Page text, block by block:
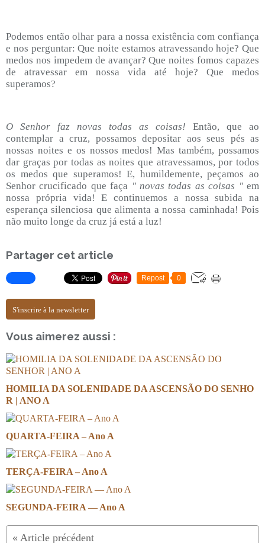
Podemos então olhar para a nossa existência com confiança
e nos perguntar: Que noite estamos atravessando hoje? Que
medos nos impedem de avançar? Que noites fomos capazes
de atravessar em nossa vida até hoje? Que medos
superamos?
O Senhor faz novas todas as coisas! Então, que ao
contemplar a cruz, possamos depositar aos seus pés as
nossas noites e os nossos medos! Mas também, possamos
dar graças por todas as noites que atravessamos, por todos
os medos que superamos! E, humildemente, peçamos ao
Senhor crucificado que faça " novas todas as coisas "em
nossa própria vida! E continuemos a nossa subida na
esperança silenciosa que alimenta a nossa caminhada! Pois
não muito longe da cruz já está a luz!
Partager cet article
Repost 0
S'inscrire à la newsletter
Vous aimerez aussi :
HOMILIA DA SOLENIDADE DA ASCENSÃO DO SENHO
R | ANO A
QUARTA-FEIRA – Ano A
TERÇA-FEIRA – Ano A
SEGUNDA-FEIRA — Ano A